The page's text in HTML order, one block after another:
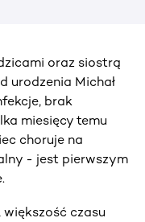
oraz siostrą
urodzenia Michał
brak
miesięcy temu
choruje na
- jest pierwszym
większość czasu